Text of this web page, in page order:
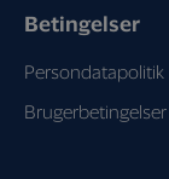
Betingelser
Persondatapolitik
Brugerbetingelser